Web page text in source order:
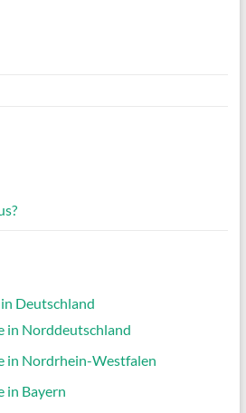
Deutschland
in Norddeutschland
in Nordrhein-Westfalen
in Bayern